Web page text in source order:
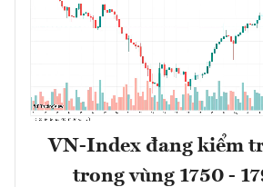
VN-Index đang kiểm
trong vùng 1750 -